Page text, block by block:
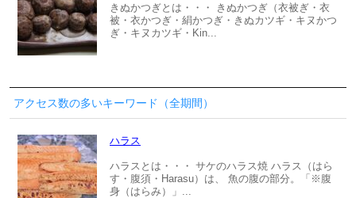
きぬかつぎとは・・・ きぬかつぎ（衣被ぎ・衣
被・衣かつぎ・絹かつぎ・きぬカツギ・キヌかつ
ぎ・キヌカツギ・Kin...
アクセス数の多いキーワード（全期間）
ハラス
ハラスとは・・・ サケのハラス焼 ハラス（はら
す・腹須・Harasu）は、 魚の腹の部分。「※腹
身（はらみ）」...